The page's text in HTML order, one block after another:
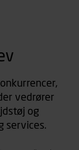
vedrører
og
services.